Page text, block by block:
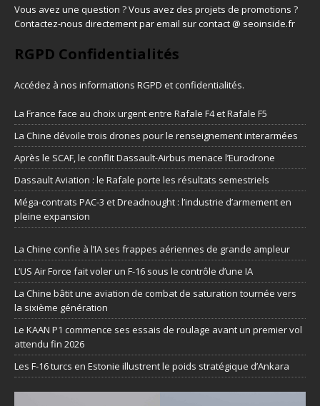
Vous avez une question ? Vous avez des projets de promotions ?
Contactez-nous directement par email sur contact @ seoinside.fr
RGPD Confidentialités
Accédez à nos informations RGPD et confidentialités.
La France face au choix urgent entre Rafale F4 et Rafale F5
La Chine dévoile trois drones pour le renseignement interarmées
Après le SCAF, le conflit Dassault-Airbus menace l’Eurodrone
Dassault Aviation : le Rafale porte les résultats semestriels
Méga-contrats PAC-3 et Dreadnought : l’industrie d’armement en
pleine expansion
La Chine confie à l’IA ses frappes aériennes de grande ampleur
L’US Air Force fait voler un F-16 sous le contrôle d’une IA
La Chine bâtit une aviation de combat de saturation tournée vers
la sixième génération
Le KAAN P1 commence ses essais de roulage avant un premier vol
attendu fin 2026
Les F-16 turcs en Estonie illustrent le poids stratégique d’Ankara